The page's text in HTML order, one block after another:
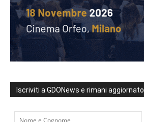
Iscriviti a GDONews e rimani aggiornato